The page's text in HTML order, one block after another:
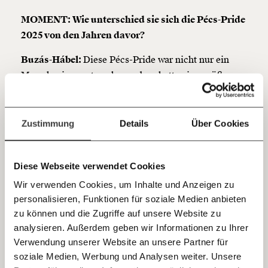
Zustimmung Details Über Cookies
Diese Webseite verwendet Cookies
Wir verwenden Cookies, um Inhalte und Anzeigen zu
personalisieren, Funktionen für soziale Medien anbieten
zu können und die Zugriffe auf unsere Website zu
analysieren. Außerdem geben wir Informationen zu Ihrer
Verwendung unserer Website an unsere Partner für
soziale Medien, Werbung und Analysen weiter. Unsere
Immer auf dem Laufenden
bleiben mit unseren gratis
Du überweist lieber direkt?
Kontoinhaber: Momentum Institut - Verein für
sozialen Fortschritt
Jetzt
einfach
teilen.
E-Mail
Whatsapp
MOMENT: Wie unterschied sie sich die Pécs-Pride
2025 von den Jahren davor?
Buzás-Hábel: Diese Pécs-Pride war nicht nur ein
Marsch wie sonst auch, sondern hatte eine größere
Botschaft: queere Menschen existieren, selbst wenn
die Regierung versucht, uns zum Schweigen zu
bringen oder zu verbieten. Pécs war immer eine
Stadt der Freiheit, der Vielfalt und des
nicht einmal hier für uns selbst einstehen, wo dann?
Sehr positiv und wirklich neu war, dass erstmals der
Bürgermeister sowohl bei der Eröffnung des
„Freedom of My Identity“-Menschenrechtsfestivals,
das im Auftakt zur Pride und darüber hinaus
stattfindet, als auch bei der Pride selbst eine Rede